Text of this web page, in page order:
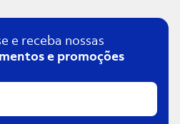
e receba nossas
e promoções